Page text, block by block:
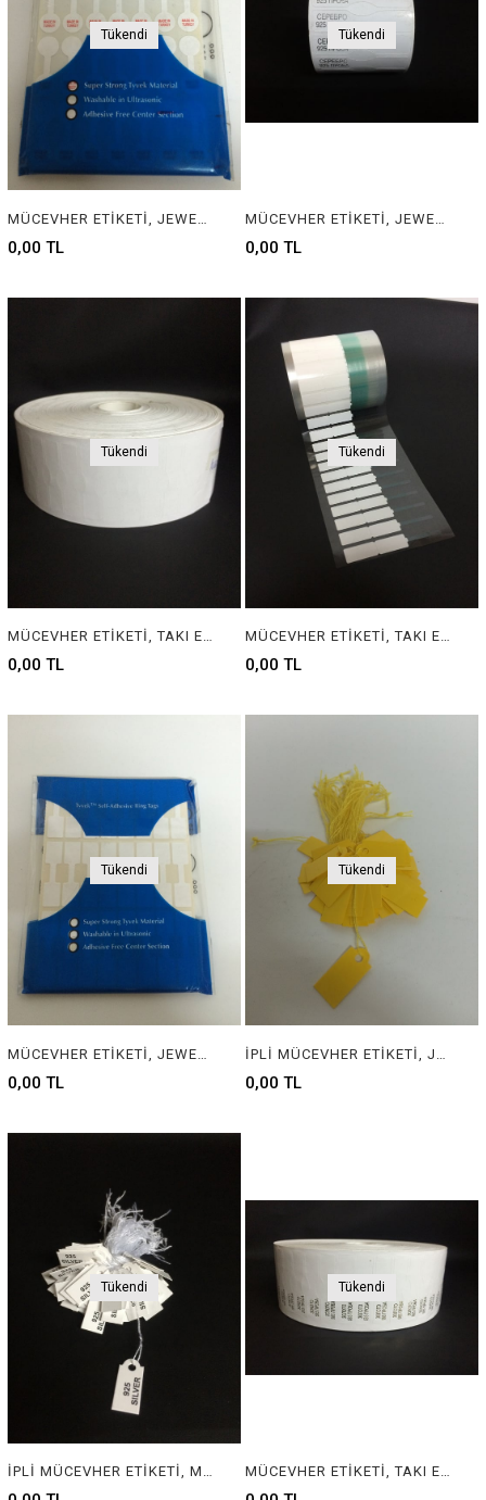
Tükendi
0,00 TL
Tükendi
0,00 TL
Tükendi
MÜCEVHER ETİKETİ, TAKI ETİKETİ, BARKOD ETİKETİ, PIRLANTA ETİKETİ, GÜMÜŞÇÜ ETİKETİ, BİJÜTERİ ETİKETİ, KUYUMCU ETİKETİ, JEWELRY TAG, JEWELRY LABEL, BARCOD TAG, SILVER TAG, GOLD TAG , DIAMOND TAG
0,00 TL
Tükendi
MÜCEVHER ETİKETİ, TAKI ETİKETİ, BARKOD ETİKETİ, GÜMÜŞÇÜ ETİKETİ, BİJÜTERİ ETİKETİ, KUYUMCU ETİKETİ, JEWELRY TAG, JEWELRY LABEL, BARCOD TAG, SILVER TAG, GOLD TAG
0,00 TL
Tükendi
0,00 TL
Tükendi
0,00 TL
Tükendi
İPLİ MÜCEVHER ETİKETİ, MÜCEVHER ETİKETİ, TAKI ETİKETİ, BARKOD ETİKETİ, PIRLANTA ETİKETİ, GÜMÜŞÇÜ ETİKETİ, BİJÜTERİ ETİKETİ, KUYUMCU ETİKETİ, JEWELRY TAG, JEWELRY LABEL, BARCOD TAG, SILVER TAG, GOLD TAG , DIAMOND TAG
Tükendi
MÜCEVHER ETİKETİ, TAKI ETİKETİ, BARKOD ETİKETİ, PIRLANTA ETİKETİ, GÜMÜŞÇÜ ETİKETİ, BİJÜTERİ ETİKETİ, KUYUMCU ETİKETİ, JEWELRY TAG, JEWELRY LABEL, BARCOD TAG, SILVER TAG, GOLD TAG , DIAMOND TAGMÜCEVHER ETİKETİ, TAKI ETİKETİ, BARKOD ETİKETİ, PIRLANTA ETİKET